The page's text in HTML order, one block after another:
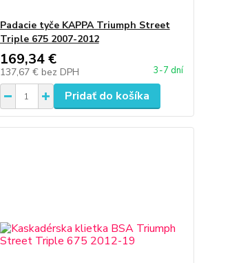
Padacie tyče KAPPA Triumph Street
Triple 675 2007-2012
169,34 €
137,67 € bez DPH 3-7 dní
Pridať do košíka